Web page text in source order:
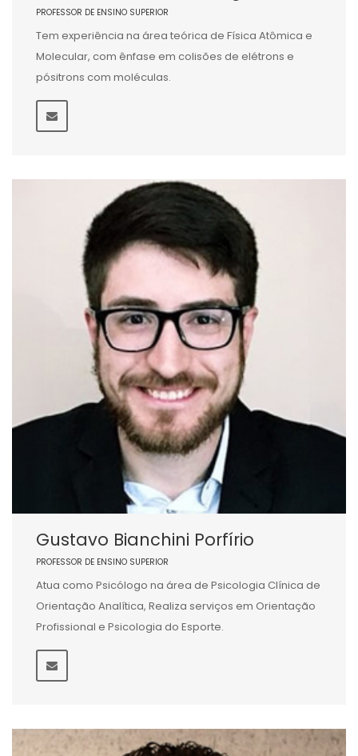
PROFESSOR DE ENSINO SUPERIOR
Tem experiência na área teórica de Física Atômica e
Molecular, com ênfase em colisões de elétrons e
pósitrons com moléculas.
Gustavo Bianchini Porfírio
PROFESSOR DE ENSINO SUPERIOR
Atua como Psicólogo na área de Psicologia Clínica de
Orientação Analítica, Realiza serviços em Orientação
Profissional e Psicologia do Esporte.